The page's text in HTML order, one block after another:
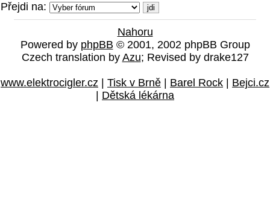
Přejdi na:
Nahoru
Powered by phpBB © 2001, 2002 phpBB Group
Czech translation by Azu; Revised by drake127
www.elektrocigler.cz Tisk v Brně Barel Rock
Bejci.cz
Dětská lékárna